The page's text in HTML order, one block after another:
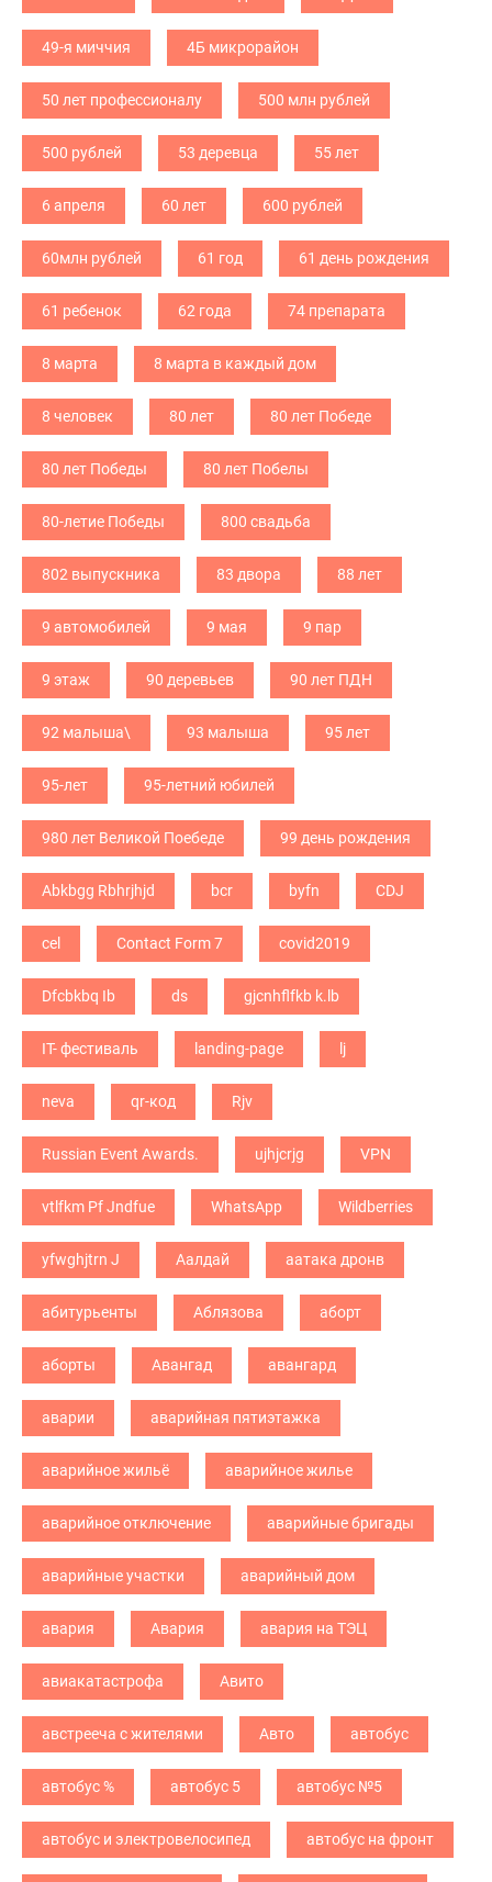
49-я миччия 4Б микрорайон
50 лет профессионалу 500 млн рублей
500 рублей 53 деревца 55 лет
6 апреля 60 лет 600 рублей
60млн рублей 61 год 61 день рождения
61 ребенок 62 года 74 препарата
8 марта 8 марта в каждый дом
8 человек 80 лет 80 лет Победе
80 лет Победы 80 лет Побелы
80-летие Победы 800 свадьба
802 выпускника 83 двора 88 лет
9 автомобилей 9 мая 9 пар
9 этаж 90 деревьев 90 лет ПДН
92 малыша\ 93 малыша 95 лет
95-лет 95-летний юбилей
980 лет Великой Поебеде 99 день рождения
Abkbgg Rbhrjhjd bcr byfn CDJ
cel Contact Form 7 covid2019
Dfcbkbq Ib ds gjcnhflfkb k.lb
IT- фестиваль landing-page lj
neva qr-код Rjv
Russian Event Awards. ujhjcrjg VPN
vtlfkm Pf Jndfue WhatsApp Wildberries
yfwghjtrn J Аалдай аатака дронв
абитурьенты Аблязова аборт
аборты Авангад авангард
аварии аварийная пятиэтажка
аварийное жильё аварийное жилье
аварийное отключение аварийные бригады
аварийные участки аварийный дом
авария Авария авария на ТЭЦ
авиакатастрофа Авито
австрееча с жителями Авто автобус
автобус % автобус 5 автобус №5
автобус и электровелосипед автобус на фронт